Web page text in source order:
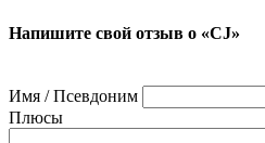
Напишите свой отзыв о «СJ»
Имя / Псевдоним
Плюсы